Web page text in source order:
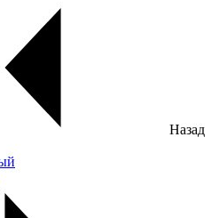
Назад